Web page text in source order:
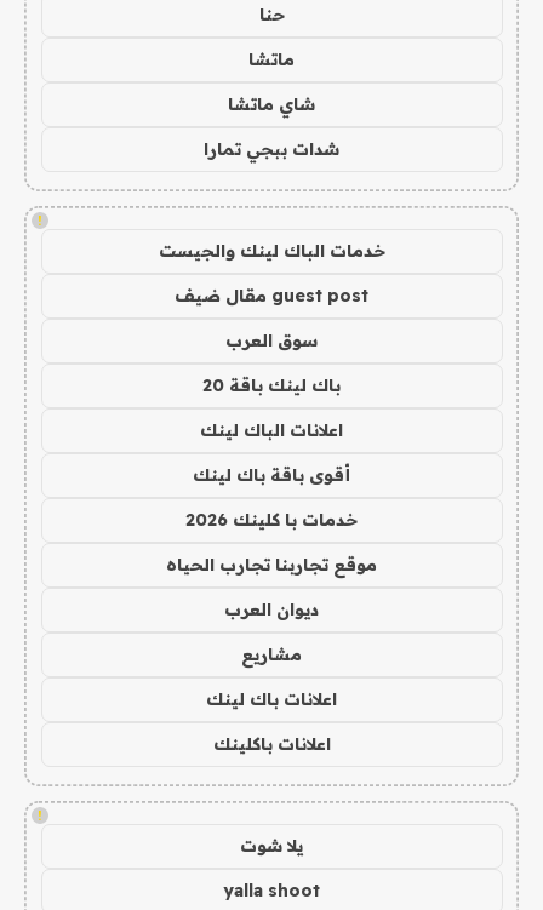
حنا
ماتشا
شاي ماتشا
شدات ببجي تمارا
!
خدمات الباك لينك والجيست
guest post مقال ضيف
سوق العرب
باك لينك باقة 20
اعلانات الباك لينك
أقوى باقة باك لينك
خدمات با كلينك 2026
موقع تجاربنا تجارب الحياه
ديوان العرب
مشاريع
اعلانات باك لينك
اعلانات باكلينك
!
يلا شوت
yalla shoot